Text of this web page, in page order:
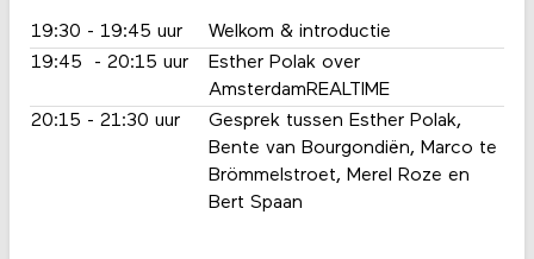
19:30 - 19:45 uur
Welkom & introductie
19:45 - 20:15 uur
Esther Polak over
AmsterdamREALTIME
20:15 - 21:30 uur
Gesprek tussen Esther Polak,
Bente van Bourgondiën, Marco te
Brömmelstroet, Merel Roze en
Bert Spaan